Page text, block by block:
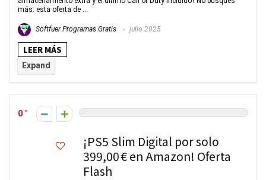
más: esta oferta de ...
Softfuer Programas Gratis julio 2025
LEER MÁS
Expand
0
¡PS5 Slim Digital por solo
399,00 € en Amazon! Oferta
Flash